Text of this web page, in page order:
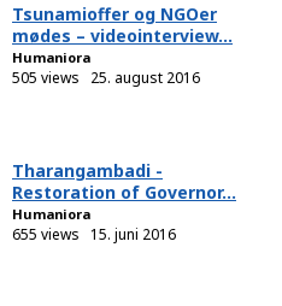
Tsunamioffer og NGOer
mødes – videointerview...
Humaniora
505 views 25. august 2016
Tharangambadi -
Restoration of Governor...
Humaniora
655 views 15. juni 2016